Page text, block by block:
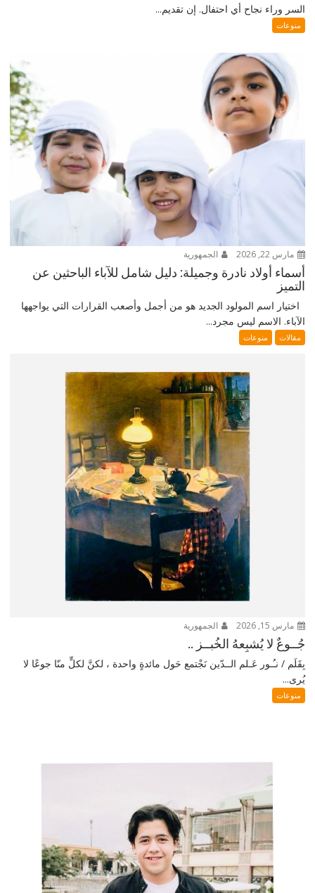
السر وراء نجاح أي احتفال. إن تقديم...
منوعات
مارس 22, 2026 الجمهورية
أسماء أولاد نادرة وجميلة: دليل شامل للآباء الباحثين عن
التميز
اختيار اسم المولود الجديد هو من أجمل وأصعب القرارات التي يواجهها
الآباء. الاسم ليس مجرد...
مقالات منوعات
مارس 15, 2026 الجمهورية
جُــوعٌ لا يُشبِعهُ الخُبــز ..
بِقَلَم / نـُـور عَـلم الــدّين نَجْتمع حَول مائدةٍ واحدة ، لكنَّ لكلٍّ منّا جوعًا لا
يُرى...
منوعات